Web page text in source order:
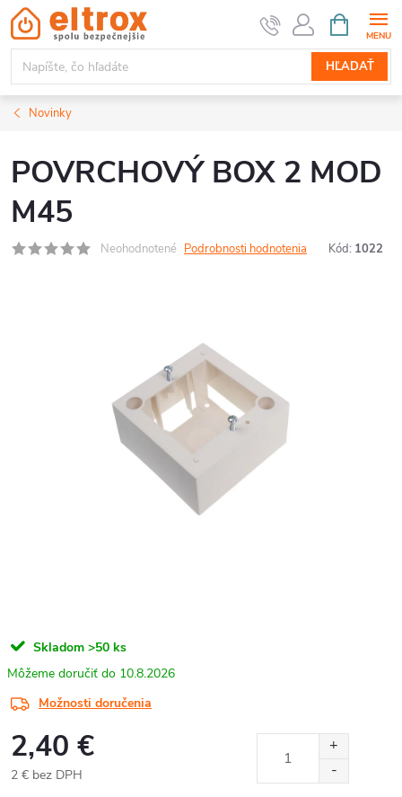
Prejsť
na
obsah
HĽADAŤ
KOŠÍK
Novinky
POVRCHOVÝ BOX 2 MOD
M45
Neohodnotené Podrobnosti hodnotenia Kód: 1022
Skladom >50 ks
10.8.2026
Možnosti doručenia
2,40 €
2 € bez DPH